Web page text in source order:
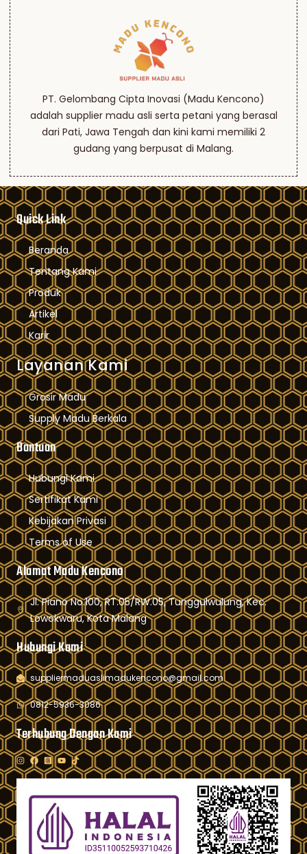
PT. Gelombang Cipta Inovasi (Madu Kencono)
adalah supplier madu asli serta petani yang berasal
dari Pati, Jawa Tengah dan kini kami memiliki 2
gudang yang berpusat di Malang.
Quick Link
Beranda
Tentang Kami
Produk
Artikel
Karir
Layanan Kami
Grosir Madu
Supply Madu Berkala
Bantuan
Hubungi Kami
Sertifikat Kami
Kebijakan Privasi
Terms of Use
Alamat Madu Kencono
Jl. Piano No.100, RT.05/RW.05, Tunggulwulung, Kec.
Lowokwaru, Kota Malang
Hubungi Kami
suppliermaduaslimadukencono@gmail.com
0812-5936-3086
Terhubung Dengan Kami